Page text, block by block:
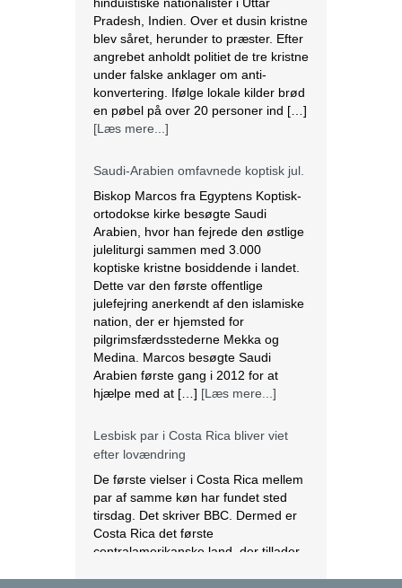
ortodokse kirke besøgte Saudi
Arabien, hvor han fejrede den østlige
juleliturgi sammen med 3.000
koptiske kristne bosiddende i landet.
Dette var den første offentlige
julefejring anerkendt af den islamiske
nation, der er hjemsted for
Medina. Marcos besøgte Saudi
Arabien første gang i 2012 for at
hjælpe med at […][Læs mere...]
Lesbisk par i Costa Rica bliver viet
efter lovændring
De første vielser i Costa Rica mellem
par af samme køn har fundet sted
tirsdag. Det skriver BBC. Dermed er
Costa Rica det første
centralamerikanske land, der tillader
homoseksuelle par at gifte sig. Det
lesbiske par Alexandra Quiros og
“ja” til hinanden. Brylluppet blev vist
på nationalt […]
Abbas erklærer alle aftaler med Israel
og USA for færdige
Mahmoud Abbas erklærer alle aftaler
og forståelser med Israel og USA for